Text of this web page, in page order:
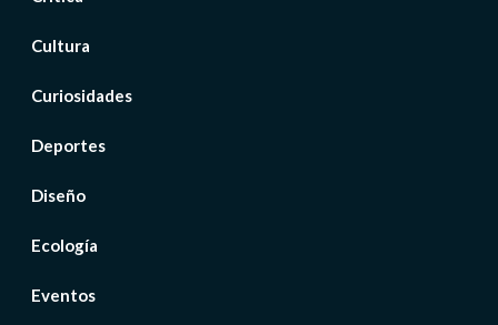
Cultura
Curiosidades
Deportes
Diseño
Ecología
Eventos